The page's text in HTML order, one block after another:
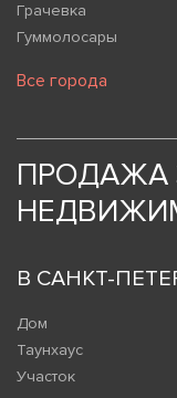
Грачевка
Гуммолосары
Все города
ПРОДАЖА
В САНКТ-
Дом
Таунхаус
Участок